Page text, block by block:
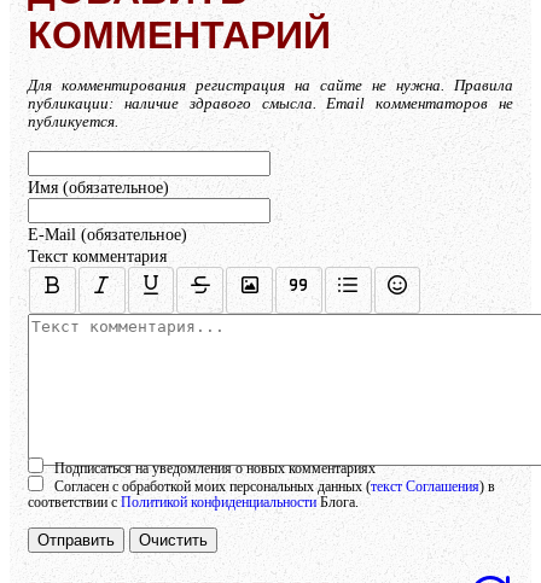
КОММЕНТАРИЙ
Для комментирования регистрация на сайте не нужна. Правила
публикации: наличие здравого смысла. Email комментаторов не
публикуется.
Имя (обязательное)
E-Mail (обязательное)
Текст комментария
Подписаться на уведомления о новых комментариях
Согласен с обработкой моих персональных данных (текст Соглашения) в
соответствии с Политикой конфиденциальности Блога.
Отправить Очистить